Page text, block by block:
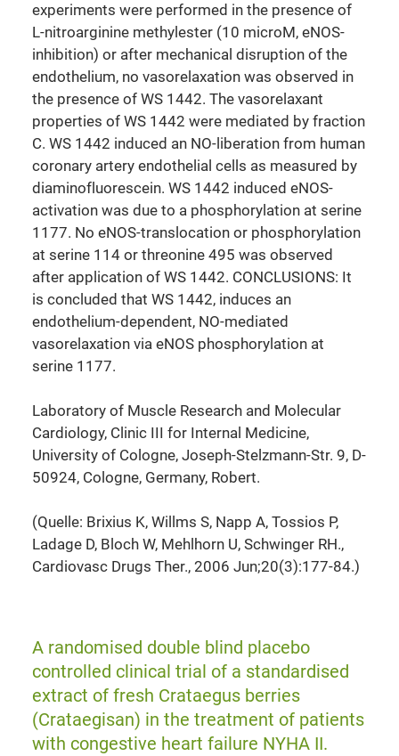
experiments were performed in the presence of
L-nitroarginine methylester (10 microM, eNOS-
inhibition) or after mechanical disruption of the
endothelium, no vasorelaxation was observed in
the presence of WS 1442. The vasorelaxant
properties of WS 1442 were mediated by fraction
C. WS 1442 induced an NO-liberation from human
coronary artery endothelial cells as measured by
diaminofluorescein. WS 1442 induced eNOS-
activation was due to a phosphorylation at serine
1177. No eNOS-translocation or phosphorylation
at serine 114 or threonine 495 was observed
after application of WS 1442. CONCLUSIONS: It
is concluded that WS 1442, induces an
endothelium-dependent, NO-mediated
vasorelaxation via eNOS phosphorylation at
serine 1177.
Laboratory of Muscle Research and Molecular
Cardiology, Clinic III for Internal Medicine,
University of Cologne, Joseph-Stelzmann-Str. 9, D-
50924, Cologne, Germany, Robert.
(Quelle: Brixius K, Willms S, Napp A, Tossios P,
Ladage D, Bloch W, Mehlhorn U, Schwinger RH.,
Cardiovasc Drugs Ther., 2006 Jun;20(3):177-84.)
A randomised double blind placebo
controlled clinical trial of a standardised
extract of fresh Crataegus berries
(Crataegisan) in the treatment of patients
with congestive heart failure NYHA II.